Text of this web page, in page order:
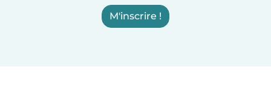
M'inscrire !